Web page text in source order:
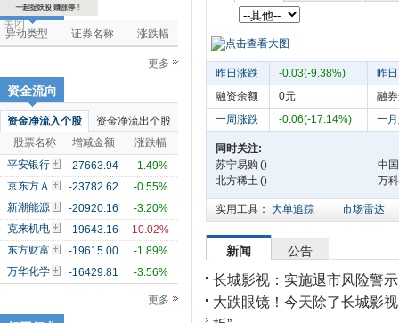
关闭
市场雷达
异动类型 证券名称 涨跌幅
更多
资金流向
资金净流入个股
资金净流出个股
股票名称
增减金额
涨跌幅
平安银行
-27663.94
-1.49%
京东方Ａ
-23782.62
-0.55%
新潮能源
-20920.16
-3.20%
克来机电
-19643.16
10.02%
东方财富
-19615.00
-1.89%
万华化学
-16429.81 -3.56%
更多
昨日涨跌 -0.03(-9.38%)
昨
融资余额
0元
融
一周涨跌
-0.06(-17.14%) 一
同时关注:
苏宁易购 ()
中
北方稀土() 万
实用工具： 大单追踪 市场雷达
新闻 公告
长城影视：实施退市风险警
大跌眼镜！今天除了长城影